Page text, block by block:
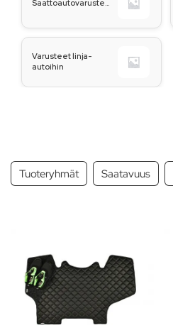
Varusteet linja-
autoihin
Tuoteryhmät Saatavuus